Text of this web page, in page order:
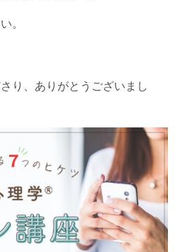
。
り、ありがとうございまし